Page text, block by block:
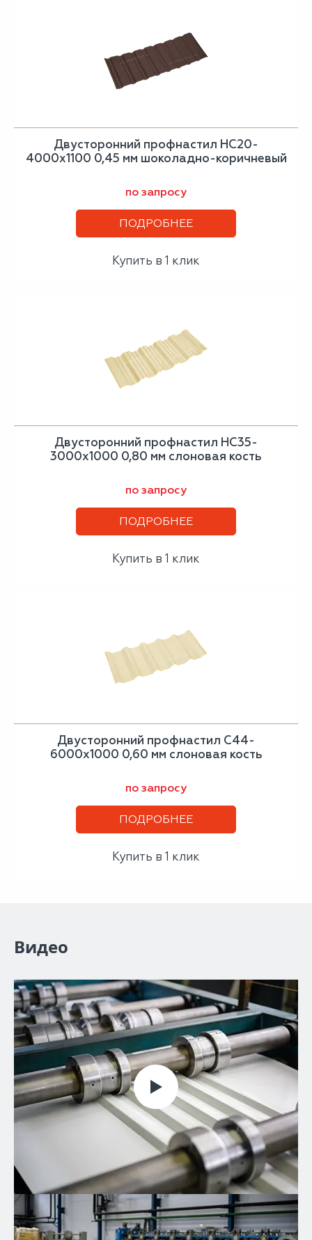
Двусторонний профнастил НС20-
4000х1100 0,45 мм шоколадно-коричневый
по запросу
ПОДРОБНЕЕ
Купить в 1 клик
Двусторонний профнастил НС35-
3000х1000 0,80 мм слоновая кость
по запросу
ПОДРОБНЕЕ
Купить в 1 клик
Двусторонний профнастил С44-
6000х1000 0,60 мм слоновая кость
по запросу
ПОДРОБНЕЕ
Купить в 1 клик
Видео